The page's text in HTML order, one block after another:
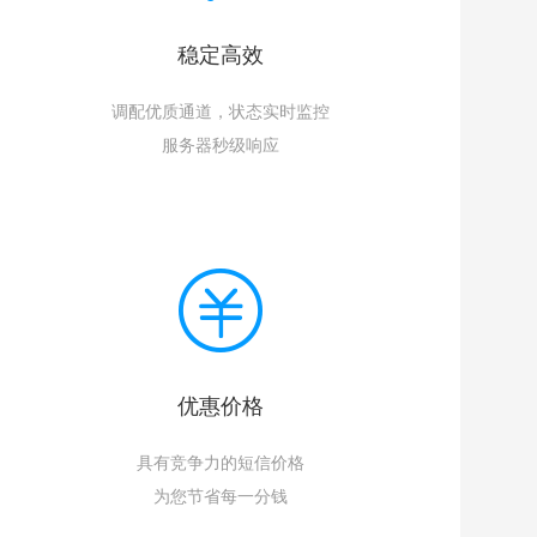
稳定高效
调配优质通道，状态实时监控
服务器秒级响应
优惠价格
具有竞争力的短信价格
为您节省每一分钱